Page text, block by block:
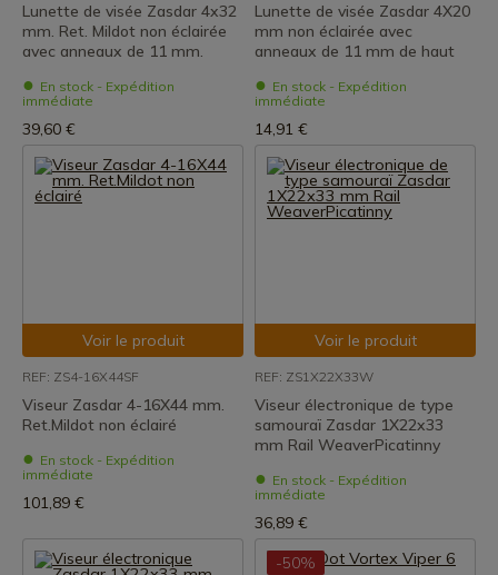
Lunette de visée Zasdar 4x32
mm. Ret. Mildot non éclairée
avec anneaux de 11 mm.
En stock - Expédition
immédiate
39,60 €
Lunette de visée Zasdar 4X20
mm non éclairée avec
anneaux de 11 mm de haut
En stock - Expédition
immédiate
14,91 €
Voir le produit
REF: ZS4-16X44SF
Viseur Zasdar 4-16X44 mm.
Ret.Mildot non éclairé
En stock - Expédition
immédiate
101,89 €
Voir le produit
REF: ZS1X22X33W
Viseur électronique de type
samouraï Zasdar 1X22x33
mm Rail WeaverPicatinny
En stock - Expédition
immédiate
36,89 €
-50%